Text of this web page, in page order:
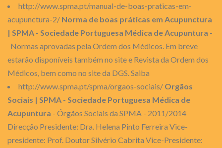
http://www.spma.pt/manual-de-boas-praticas-em-
acupunctura-2/ Norma de boas práticas em Acupunctura
| SPMA - Sociedade Portuguesa Médica de Acupuntura -
Normas aprovadas pela Ordem dos Médicos. Em breve
estarão disponíveis também no site e Revista da Ordem dos
Médicos, bem como no site da DGS. Saiba
http://www.spma.pt/spma/orgaos-sociais/ Orgãos
Sociais | SPMA - Sociedade Portuguesa Médica de
Acupuntura - Órgãos Sociais da SPMA - 2011/2014
Direcção Presidente: Dra. Helena Pinto Ferreira Vice-
presidente: Prof. Doutor Silvério Cabrita Vice-Presidente: